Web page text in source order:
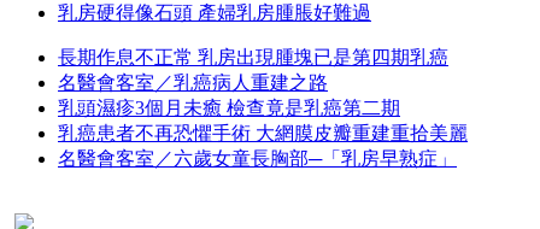
乳房硬得像石頭 產婦乳房腫脹好難過
長期作息不正常 乳房出現腫塊已是第四期乳癌
名醫會客室／乳癌病人重建之路
乳頭濕疹3個月未癒 檢查竟是乳癌第二期
乳癌患者不再恐懼手術 大網膜皮瓣重建重拾美麗
名醫會客室／六歲女童長胸部─「乳房早熟症」